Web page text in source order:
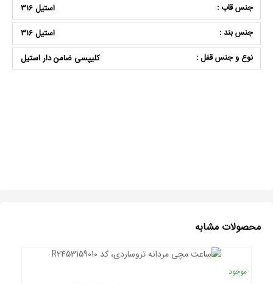
جنس قاب :
استیل 316
جنس بند :
استیل 316
نوع و جنس قفل :
کلیپسی ضامن دار استیل
محصولات مشابه
موجود